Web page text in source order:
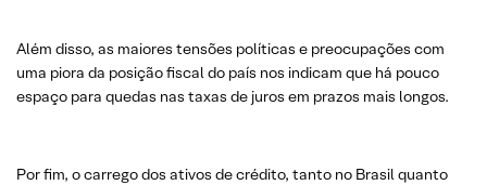
Além disso, as maiores tensões políticas e preocupações com
uma piora da posição fiscal do país nos indicam que há pouco
espaço para quedas nas taxas de juros em prazos mais longos.
Por fim, o carrego dos ativos de crédito, tanto no Brasil quanto